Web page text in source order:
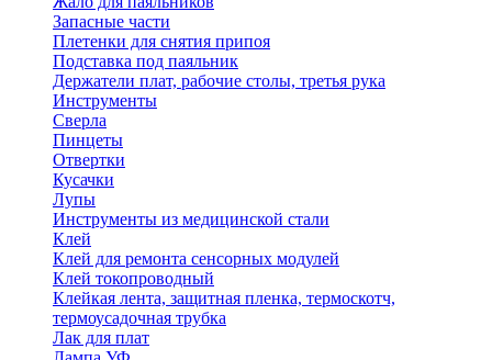
Запасные части
Плетенки для снятия припоя
Подставка под паяльник
Держатели плат, рабочие столы, третья рука
Инструменты
Сверла
Пинцеты
Отвертки
Кусачки
Лупы
Инструменты из медицинской стали
Клей
Клей для ремонта сенсорных модулей
Клей токопроводный
Клейкая лента, защитная пленка, термоскотч,
термоусадочная трубка
Лак для плат